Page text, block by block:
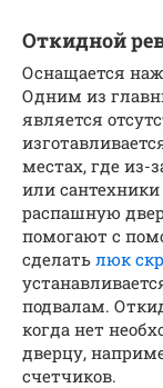
Откидной
Оснащается
Одним из
является
местах, где из-
или
распашную
помогают с
сделать люк
подвалам.
когда нет
дверцу,
счетчиков.